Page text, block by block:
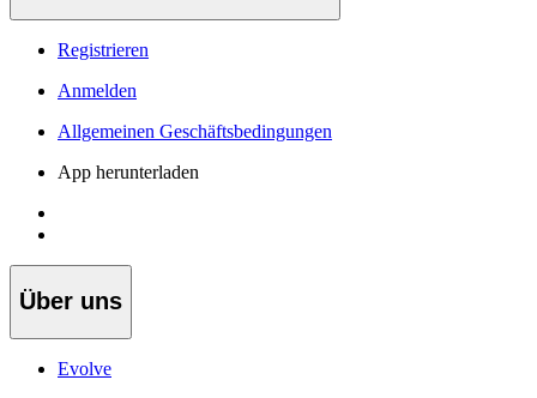
Registrieren
Anmelden
Allgemeinen Geschäftsbedingungen
App herunterladen
Über uns
Evolve